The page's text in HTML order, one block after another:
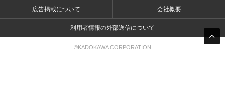
広告掲載について 会社概要
利用者情報の外部送信について
©KADOKAWA CORPORATION